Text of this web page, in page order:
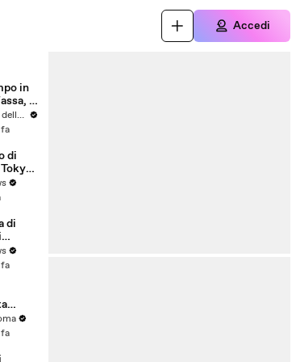
Accedi
in
il
tra
in
Corriere della Sera
di
Tokyo
di
di
"Né